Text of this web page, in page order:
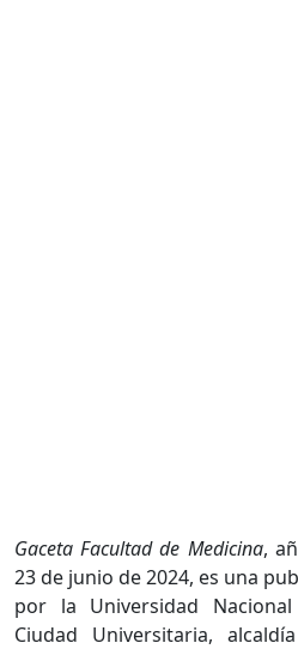
Gaceta Facultad de Medicina,
23 de junio de 2024, es una
por la Universidad
Ciudad Universitaria,